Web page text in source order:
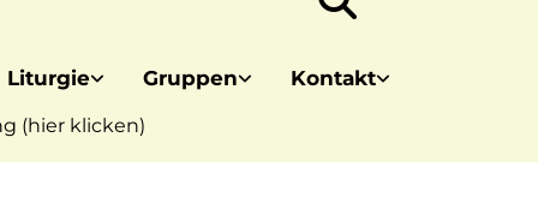
Liturgie Gruppen Kontakt
(hier klicken)